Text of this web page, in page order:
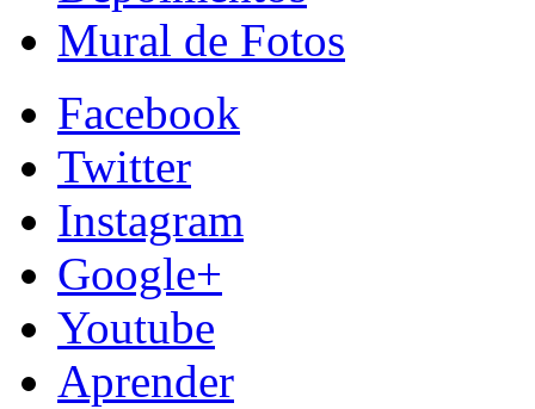
Mural de Fotos
Facebook
Twitter
Instagram
Google+
Youtube
Aprender